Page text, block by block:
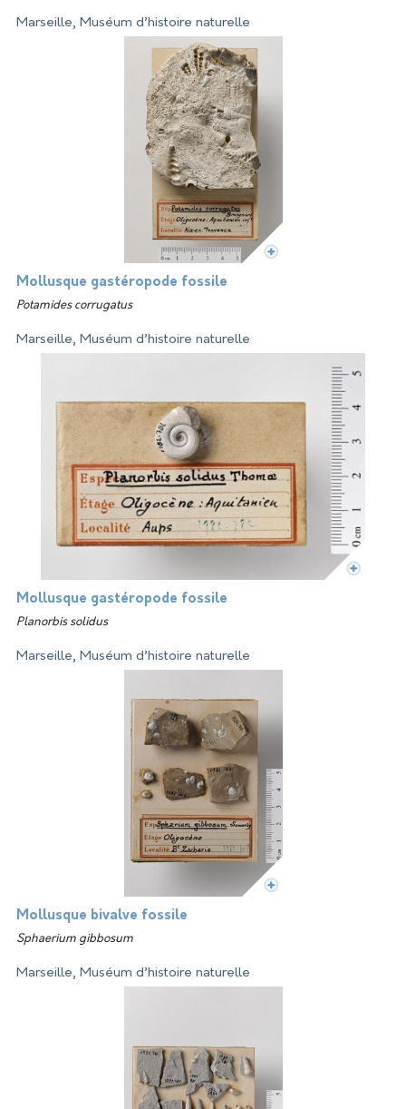
Marseille, Muséum d’histoire naturelle
Mollusque gastéropode fossile
Potamides corrugatus
Marseille, Muséum d’histoire naturelle
Mollusque gastéropode fossile
Planorbis solidus
Marseille, Muséum d’histoire naturelle
Mollusque bivalve fossile
Sphaerium gibbosum
Marseille, Muséum d’histoire naturelle